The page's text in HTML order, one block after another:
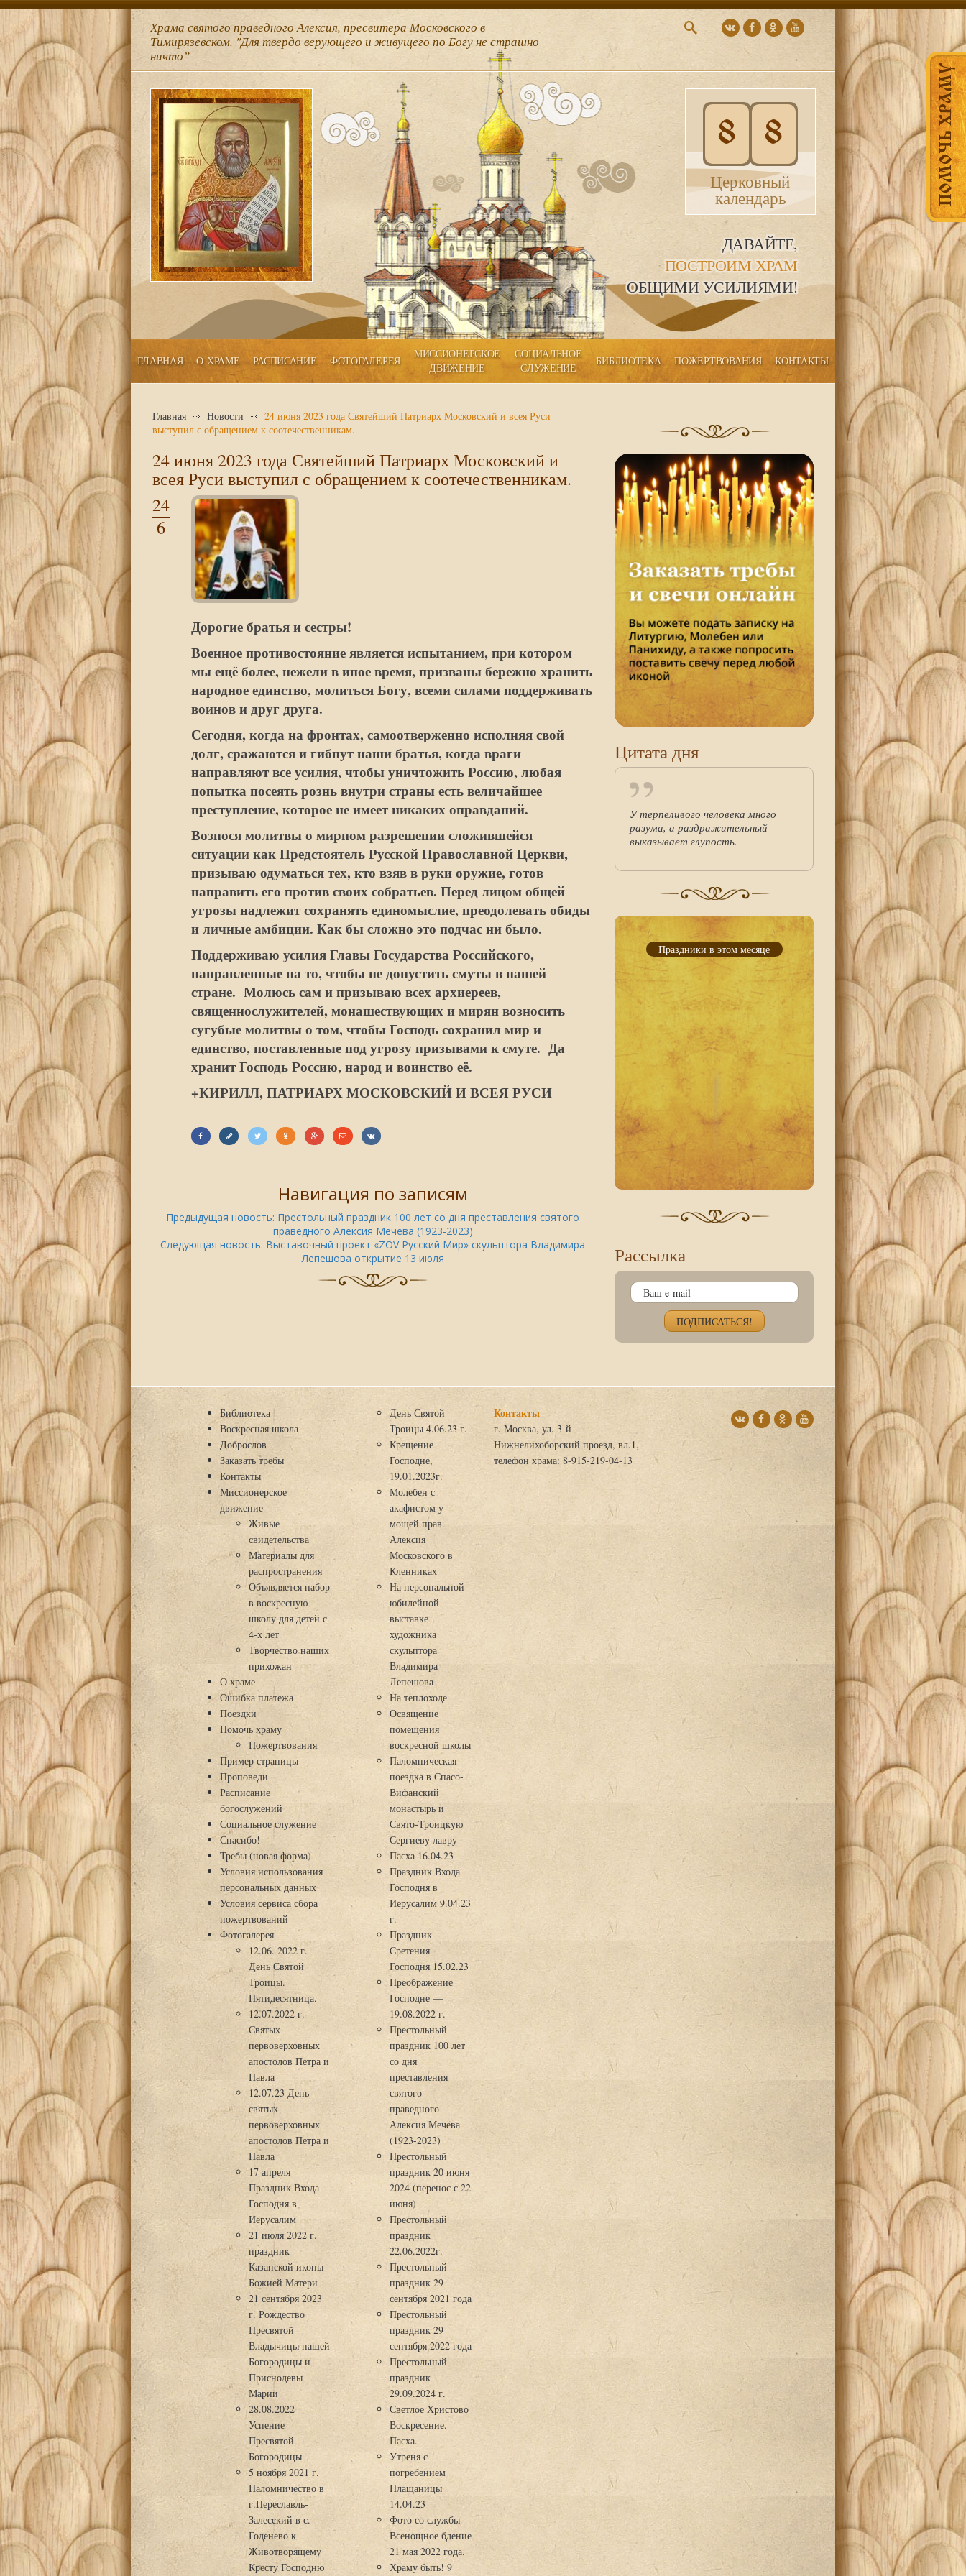
ПОМОЧЬ ХРАМУ
Храма святого праведного Алексия, пресвитера Московского в
Тимирязевском. "Для твердо верующего и живущего по Богу не страшно
ничто”
8 8
Церковный
календарь
ДАВАЙТЕ,
ПОСТРОИМ ХРАМ
ОБЩИМИ УСИЛИЯМИ!
ГЛАВНАЯ О ХРАМЕ РАСПИСАНИЕ ФОТОГАЛЕРЕЯ
МИССИОНЕРСКОЕ
ДВИЖЕНИЕ
СОЦИАЛЬНОЕ
СЛУЖЕНИЕ
БИБЛИОТЕКА ПОЖЕРТВОВАНИЯ КОНТАКТЫ
Главная Новости
24 июня 2023 года Святейший Патриарх Московский и всея Руси
выступил с обращением к соотечественникам.
24 июня 2023 года Святейший Патриарх Московский и
всея Руси выступил с обращением к соотечественникам.
24
6
Дорогие братья и сестры!
Военное противостояние является испытанием, при котором
мы ещё более, нежели в иное время, призваны бережно хранить
народное единство, молиться Богу, всеми силами поддерживать
воинов и друг друга.
Сегодня, когда на фронтах, самоотверженно исполняя свой
долг, сражаются и гибнут наши братья, когда враги
направляют все усилия, чтобы уничтожить Россию, любая
попытка посеять рознь внутри страны есть величайшее
преступление, которое не имеет никаких оправданий.
Вознося молитвы о мирном разрешении сложившейся
ситуации как Предстоятель Русской Православной Церкви,
призываю одуматься тех, кто взяв в руки оружие, готов
направить его против своих собратьев. Перед лицом общей
угрозы надлежит сохранять единомыслие, преодолевать обиды
и личные амбиции. Как бы сложно это подчас ни было.
Поддерживаю усилия Главы Государства Российского,
направленные на то, чтобы не допустить смуты в нашей
стране. Молюсь сам и призываю всех архиереев,
священнослужителей, монашествующих и мирян возносить
сугубые молитвы о том, чтобы Господь сохранил мир и
единство, поставленные под угрозу призывами к смуте. Да
хранит Господь Россию, народ и воинство её.
+КИРИЛЛ, ПАТРИАРХ МОСКОВСКИЙ И ВСЕЯ РУСИ
Навигация по записям
Предыдущая новость: Престольный праздник 100 лет со дня преставления святого
праведного Алексия Мечёва (1923-2023)
Следующая новость: Выставочный проект «ZOV Русский Мир» скульптора Владимира
Лепешова открытие 13 июля
Цитата дня
У терпеливого человека много
разума, а раздражительный
выказывает глупость.
Праздники в этом месяце
Рассылка
Библиотека
Воскресная школа
Доброслов
Заказать требы
Контакты
Миссионерское
движение
Живые
свидетельства
Материалы для
распространения
Объявляется набор
в воскресную
школу для детей с
4-х лет
Творчество наших
прихожан
О храме
Ошибка платежа
Поездки
Помочь храму
Пожертвования
Пример страницы
Проповеди
Расписание
богослужений
Социальное служение
Спасибо!
Требы (новая форма)
Условия использования
персональных данных
Условия сервиса сбора
пожертвований
Фотогалерея
12.06. 2022 г.
День Святой
Троицы.
Пятидесятница.
12.07.2022 г.
Святых
первоверховных
апостолов Петра и
Павла
12.07.23 День
святых
первоверховных
апостолов Петра и
Павла
17 апреля
Праздник Входа
Господня в
Иерусалим
21 июля 2022 г.
праздник
Казанской иконы
Божией Матери
21 сентября 2023
г. Рождество
Пресвятой
Владычицы нашей
Богородицы и
Приснодевы
Марии
28.08.2022
Успение
Пресвятой
Богородицы
5 ноября 2021 г.
Паломничество в
г.Переславль-
Залесский в с.
Годенево к
Животворящему
Кресту Господню
День Святой
Троицы 4.06.23 г.
Крещение
Господне,
19.01.2023г.
Молебен с
акафистом у
мощей прав.
Алексия
Московского в
Кленниках
На персональной
юбилейной
выставке
художника
скульптора
Владимира
Лепешова
На теплоходе
Освящение
помещения
воскресной школы
Паломническая
поездка в Спасо-
Вифанский
монастырь и
Свято-Троицкую
Сергиеву лавру
Пасха 16.04.23
Праздник Входа
Господня в
Иерусалим 9.04.23
г.
Праздник
Сретения
Господня 15.02.23
Преображение
Господне —
19.08.2022 г.
Престольный
праздник 100 лет
со дня
преставления
святого
праведного
Алексия Мечёва
(1923-2023)
Престольный
праздник 20 июня
2024 (перенос с 22
июня)
Престольный
праздник
22.06.2022г.
Престольный
праздник 29
сентября 2021 года
Престольный
праздник 29
сентября 2022 года
Престольный
праздник
29.09.2024 г.
Светлое Христово
Воскресение.
Пасха.
Утреня с
погребением
Плащаницы
14.04.23
Фото со службы
Всенощное бдение
21 мая 2022 года.
Храму быть! 9
Контакты
г. Москва, ул. 3-й
Нижнелихоборский проезд, вл.1,
телефон храма: 8-915-219-04-13